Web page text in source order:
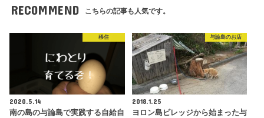
RECOMMEND こちらの記事も人気です。
移住
2020.5.14
南の島の与論島で実践する自給自
与論島のお店
2018.1.25
ヨロン島ビレッジから始まった与